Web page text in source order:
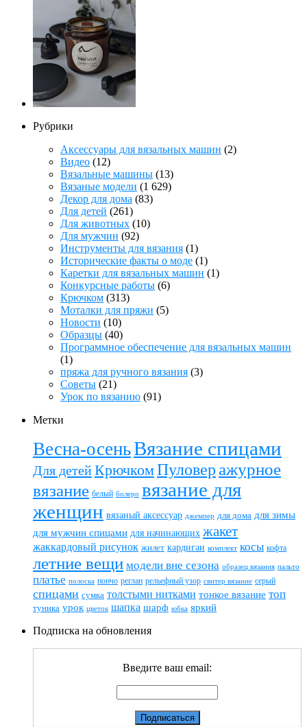
Рубрики
Аксессуары для вязальных машин (2)
Видео (12)
Вязальные машины (13)
Вязаные модели (1 629)
Декор для дома (83)
Для детей (261)
Для животных (10)
Для мужчин (92)
Инструменты для вязания (1)
Исторические факты о моде (1)
Каретки для вязальных машин (1)
Конкурсные работы (6)
Крючком (313)
Моталки для пряжи (5)
Новости (10)
Образцы (40)
Программное обеспечение для вязальных машин
(1)
пряжа для ручного вязания (3)
Советы (21)
Урок по вязанию (91)
Метки
Весна-осеньВязание спицами
Для детейКрючкомПуловер ажурное
вязание белый болеро вязание для
женщин вязаный аксессуар джемпер для дома для зимы
для мужчин спицами для начинающих жакет
жаккардовый рисунок жилет кардиган комплект косы кофта
летние вещи модели вне сезона образец вязания пальто
платье полоска пончо реглан рельефный узор свитер вязание серый
спицами сумка толстыми нитками тонкое вязание топ
туника урок цветок шапка шарф юбка яркий
Подписка на обновления
Введите ваш email: